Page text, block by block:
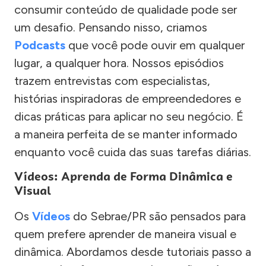
consumir conteúdo de qualidade pode ser
um desafio. Pensando nisso, criamos
Podcasts que você pode ouvir em qualquer
lugar, a qualquer hora. Nossos episódios
trazem entrevistas com especialistas,
histórias inspiradoras de empreendedores e
dicas práticas para aplicar no seu negócio. É
a maneira perfeita de se manter informado
enquanto você cuida das suas tarefas diárias.
Vídeos: Aprenda de Forma Dinâmica e
Visual
Os Vídeos do Sebrae/PR são pensados para
quem prefere aprender de maneira visual e
dinâmica. Abordamos desde tutoriais passo a